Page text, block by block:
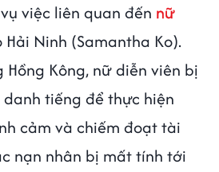
việc liên quan đến nữ
Hải Ninh (Samantha Ko).
Kông, nữ diễn viên bị
tiếng để thực hiện
cảm và chiếm đoạt tài
nạn nhân bị mất tính tới